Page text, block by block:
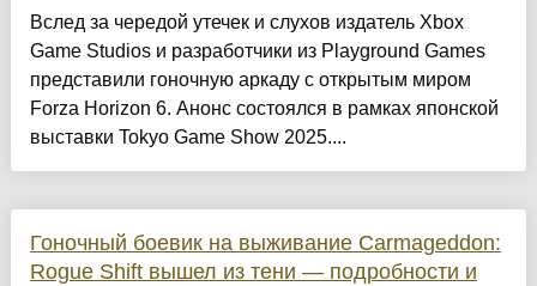
Вслед за чередой утечек и слухов издатель Xbox
Game Studios и разработчики из Playground Games
представили гоночную аркаду с открытым миром
Forza Horizon 6. Анонс состоялся в рамках японской
выставки Tokyo Game Show 2025....
Гоночный боевик на выживание Carmageddon:
Rogue Shift вышел из тени — подробности и